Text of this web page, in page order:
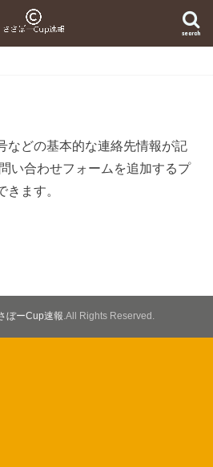
search
などの基本的な連絡先情報が記
い合わせフォームを追加するプ
ます。
ぼーCup速報 .All Rights Reserved.